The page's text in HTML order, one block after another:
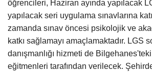
öğrencileri, Haziran ayında yapılacak
yapılacak seri uygulama sınavlarına
zamanda sınav öncesi psikolojik ve
katkı sağlamayı amaçlamaktadır. LGS
danışmanlığı hizmeti de
eğitmenleri tarafından verilecek.